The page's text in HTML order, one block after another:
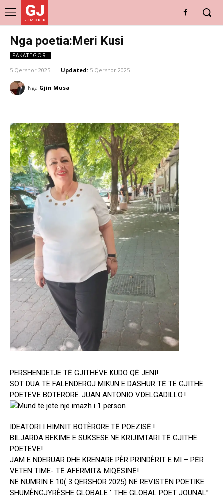
GJ
DRITARE E RE
Nga poetia:Meri Kusi
PAKATEGORI
5 Qershor 2025 Updated: 5 Qershor 2025
Nga Gjin Musa
PERSHENDETJE TĒ GJITHËVE KUDO QĒ JENI!
SOT DUA TË FALENDEROJ MIKUN E DASHUR TĒ TË GJITHË
POETËVE BOTËRORË..JUAN ANTONIO V.DELGADILLO.!
IDEATORI I HIMNIT BOTÈRORE TĒ POEZISĒ.!
BILJARDA BEKIME E SUKSESE NË KRIJIMTARI TĒ GJITHË
POETËVE!
JAM E NDERUAR DHE KRENARE PÈR PRINDÈRIT E MI – PĒR
VETEN TIME- TĒ AFËRMIT& MIQĒSINĒ!
NË NUMRIN E 10( 3 QERSHOR 2025) NË REVISTĒN POETIKE
SHUMÈNGJYRÈSHE GLOBALE ” THE GLOBAL POET JOUNAL”